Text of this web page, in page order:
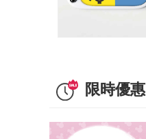
限時優惠